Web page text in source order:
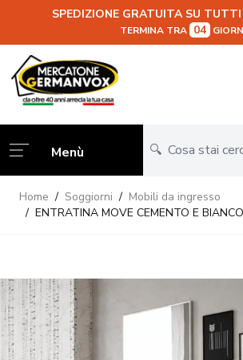
SPEDIZIONE GRATUITA SU
TERMINA TRA 04
Salta al contenuto
Menù
Home / Soggiorni / Mobili da ingresso
/ ENTRATINA MOVE CEMENTO E